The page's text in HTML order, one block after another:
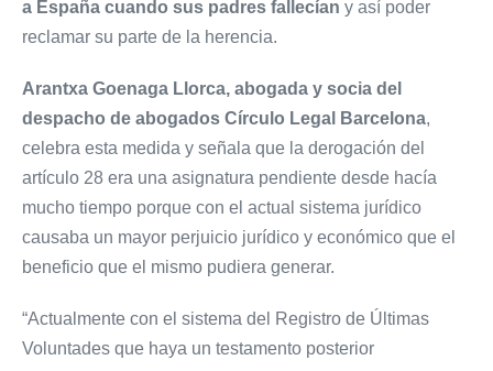
a España cuando sus padres fallecían y así poder
reclamar su parte de la herencia.
Arantxa Goenaga Llorca, abogada y socia del
despacho de abogados Círculo Legal Barcelona,
celebra esta medida y señala que la derogación del
artículo 28 era una asignatura pendiente desde hacía
mucho tiempo porque con el actual sistema jurídico
causaba un mayor perjuicio jurídico y económico que el
beneficio que el mismo pudiera generar.
“Actualmente con el sistema del Registro de Últimas
Voluntades que haya un testamento posterior